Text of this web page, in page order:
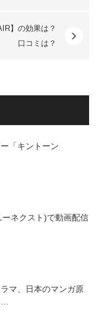
】の効果は？
口コミは？
「キントーン
ネクスト)で動画配信
マ、日本のマンガ原